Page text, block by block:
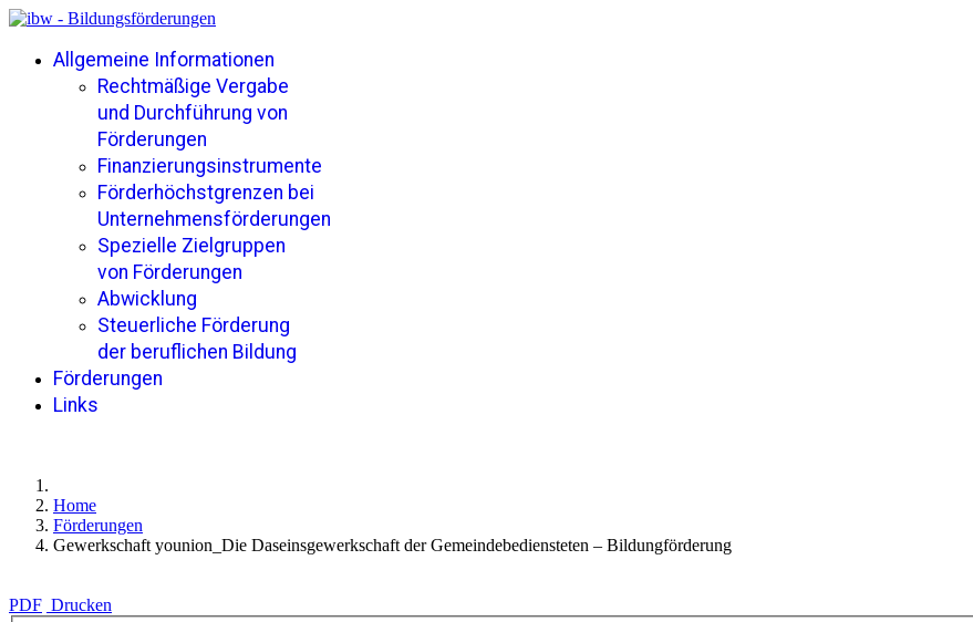
Allgemeine Informationen
Rechtmäßige Vergabe
und Durchführung von
Förderungen
Finanzierungsinstrumente
Förderhöchstgrenzen bei
Unternehmensförderungen
Spezielle Zielgruppen
von Förderungen
Abwicklung
Steuerliche Förderung
der beruflichen Bildung
Förderungen
Links
Home
Förderungen
Gewerkschaft younion_Die Daseinsgewerkschaft der Gemeindebediensteten – Bildungförderung
PDF Drucken